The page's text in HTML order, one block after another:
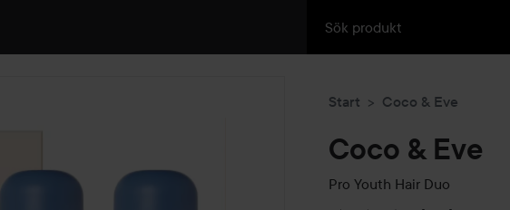
Start Coco & Eve
Coco & Eve
Pro Youth Hair Duo